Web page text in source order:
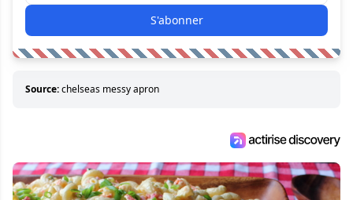
S'abonner
Source:chelseas messy apron